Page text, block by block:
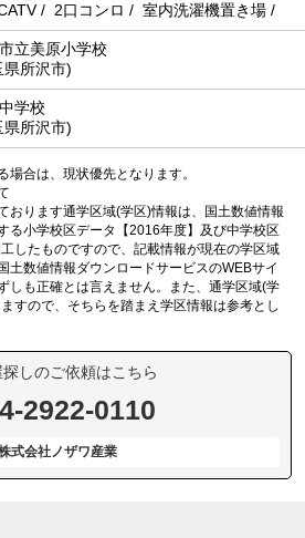
/ 2口コンロ / 室内洗濯機置き場 /
立美原小学校
県所沢市)
学校
県所沢市)
合は、現状優先となります。
おります通学区域(学区)情報は、国土数値情報
る小学校区データ【2016年度】及び中学校区
したものですので、記載情報が現在の学区域
土数値情報ダウンロードサービスのWEBサイ
しも正確とは言えません。また、通学区域(学
すので、そちらを踏まえ学区情報は参考とし
探しのご依頼はこちら
2922-0110
式会社ノザワ産業